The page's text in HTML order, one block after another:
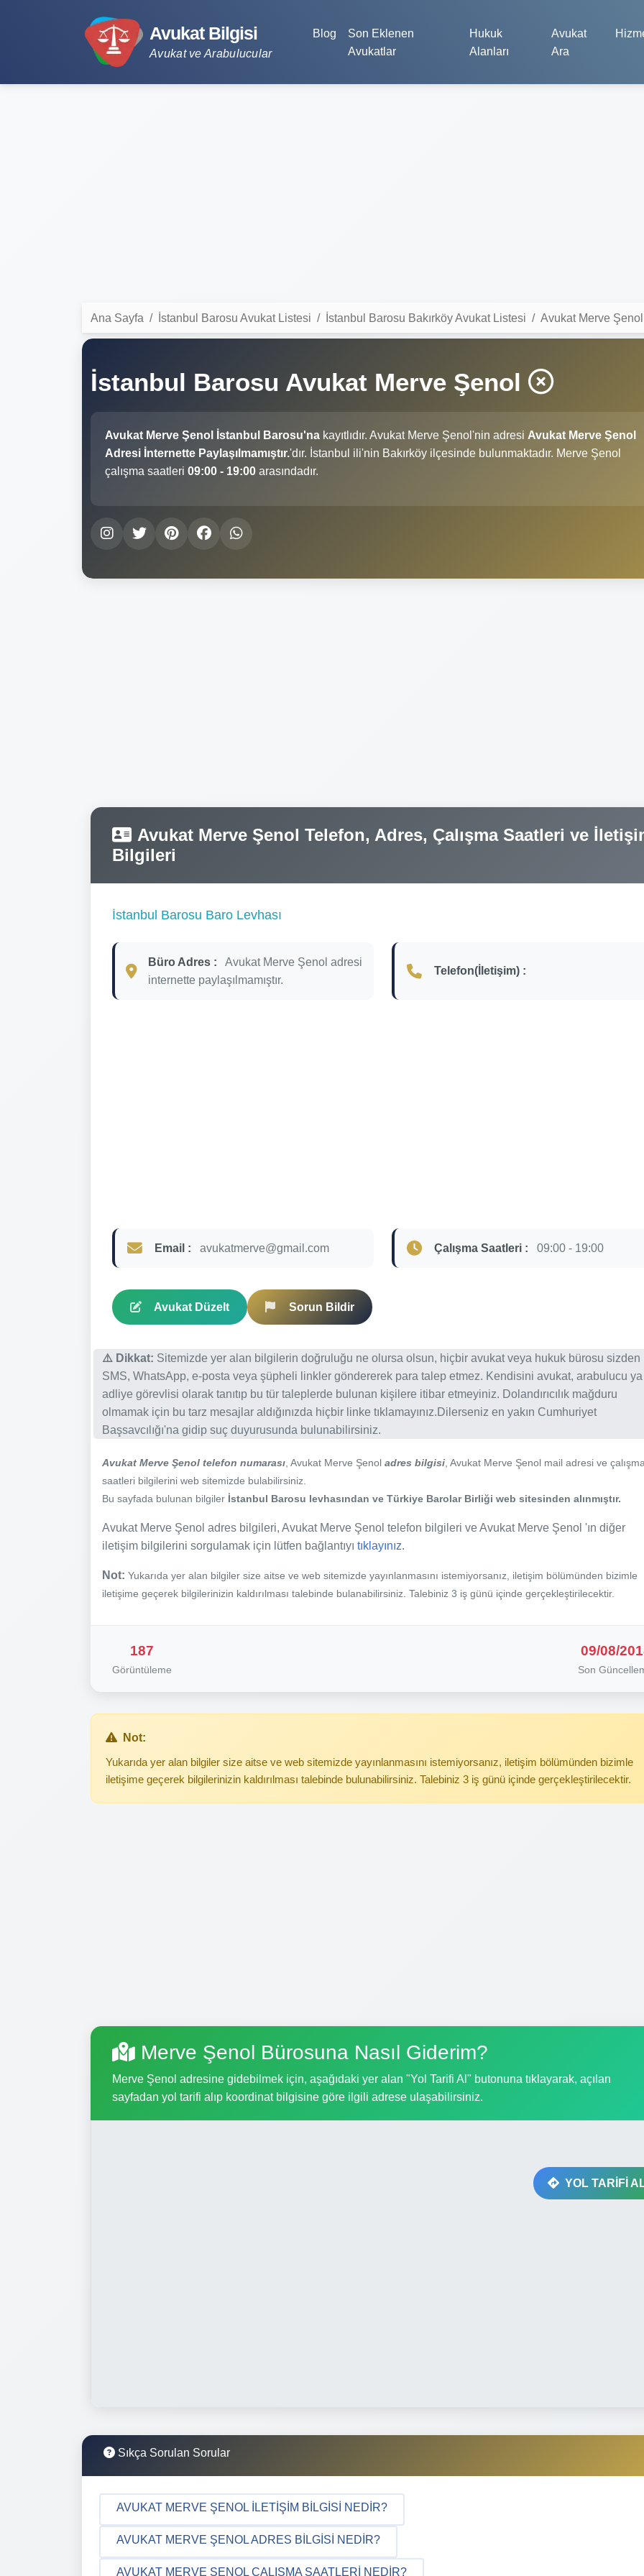
Avukat Bilgisi
Avukat ve Arabulucular
Blog
Son Eklenen
Avukatlar
Hukuk
Alanları
Avukat
Ara
Ana Sayfa İstanbul Barosu Avukat Listesi İstanbul Barosu Bakırköy Avukat Listesi Avukat Merve Şenol
İstanbul Barosu Avukat Merve Şenol
Avukat Merve Şenol İstanbul Barosu'na kayıtlıdır. Avukat Merve Şenol'nin adresi Avukat Merve Şenol
Adresi İnternette Paylaşılmamıştır.'dır. İstanbul ili'nin Bakırköy ilçesinde bulunmaktadır. Merve Şenol
çalışma saatleri 09:00 - 19:00 arasındadır.
Avukat Merve Şenol Telefon, Adres, Çalışma Saatleri ve
Bilgileri
İstanbul Barosu Baro Levhası
Büro Adres :
Avukat Merve Şenol adresi
internette paylaşılmamıştır.
Telefon(İletişim) :
Email : avukatmerve@gmail.com Çalışma Saatleri : 09:00 - 19:00
Avukat Düzelt Sorun Bildir
⚠️ Dikkat: Sitemizde yer alan bilgilerin doğruluğu ne olursa olsun, hiçbir avukat veya hukuk bürosu sizden
SMS, WhatsApp, e-posta veya şüpheli linkler göndererek para talep etmez. Kendisini avukat, arabulucu
adliye görevlisi olarak tanıtıp bu tür taleplerde bulunan kişilere itibar etmeyiniz. Dolandırıcılık mağduru
olmamak için bu tarz mesajlar aldığınızda hiçbir linke tıklamayınız.Dilerseniz en yakın Cumhuriyet
Başsavcılığı'na gidip suç duyurusunda bulunabilirsiniz.
Avukat Merve Şenol telefon numarası , Avukat Merve Şenol adres bilgisi , Avukat Merve Şenol mail adresi ve
saatleri bilgilerini web sitemizde bulabilirsiniz.
Bu sayfada bulunan bilgiler İstanbul Barosu levhasından ve Türkiye Barolar Birliği web sitesinden alınmıştır.
Avukat Merve Şenol adres bilgileri, Avukat Merve Şenol telefon bilgileri ve Avukat Merve Şenol 'ın diğer
iletişim bilgilerini sorgulamak için lütfen bağlantıyı tıklayınız.
Not: Yukarıda yer alan bilgiler size aitse ve web sitemizde yayınlanmasını istemiyorsanız, iletişim bölümünden bizimle
iletişime geçerek bilgilerinizin kaldırılması talebinde bulanabilirsiniz. Talebiniz 3 iş günü içinde gerçekleştirilecektir.
187
Görüntüleme
09/08/
Son
Not:
Yukarıda yer alan bilgiler size aitse ve web sitemizde yayınlanmasını istemiyorsanız, iletişim bölümünden bizimle
iletişime geçerek bilgilerinizin kaldırılması talebinde bulunabilirsiniz. Talebiniz 3 iş günü içinde gerçekleştirilecektir.
Merve Şenol Bürosuna Nasıl Giderim?
Merve Şenol adresine gidebilmek için, aşağıdaki yer alan "Yol Tarifi Al" butonuna tıklayarak, açılan
sayfadan yol tarifi alıp koordinat bilgisine göre ilgili adrese ulaşabilirsiniz.
YOL TARİFİ
Sıkça Sorulan Sorular
AVUKAT MERVE ŞENOL İLETIŞIM BILGISI NEDIR?
AVUKAT MERVE ŞENOL ADRES BILGISI NEDIR?
AVUKAT MERVE ŞENOL ÇALIŞMA SAATLERI NEDIR?